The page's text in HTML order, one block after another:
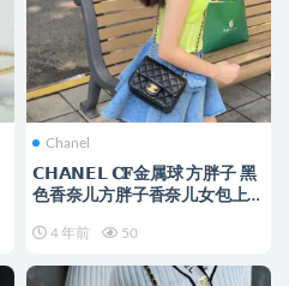
Chanel
𝗖𝗛𝗔𝗡𝗘𝗟 𝐂𝐅金属球 方胖子 黑
色香奈儿方胖子香奈儿女包上身
4 年前 50